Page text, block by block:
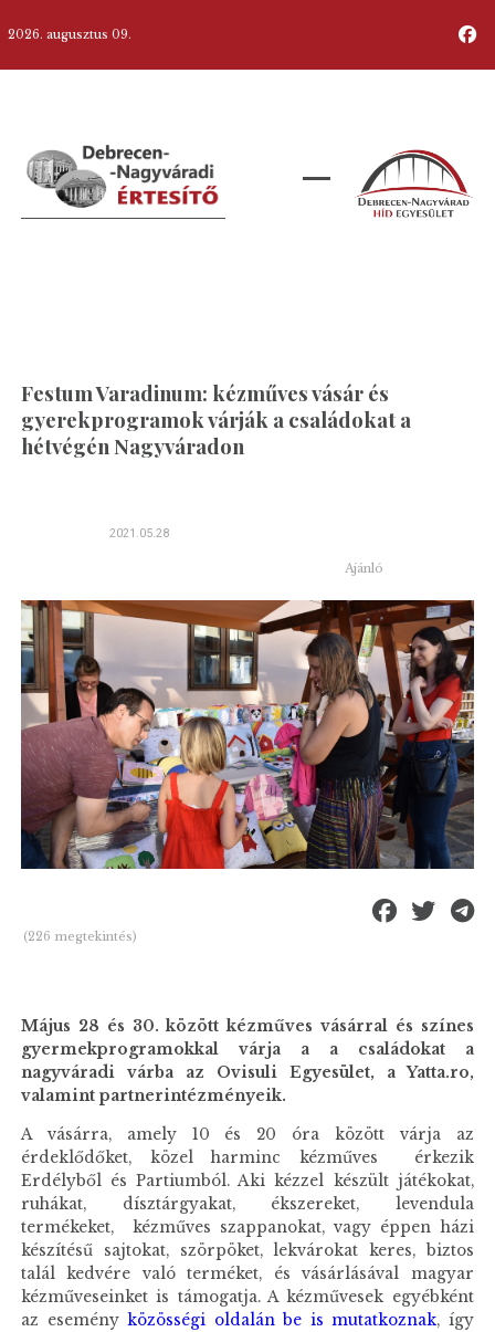
2026. augusztus 09.
Festum Varadinum: kézműves vásár és
gyerekprogramok várják a családokat a
hétvégén Nagyváradon
2021.05.28
Ajánló
(226 megtekintés)
Május 28 és 30. között kézműves vásárral és színes
gyermekprogramokkal várja a a családokat a
nagyváradi várba az Ovisuli Egyesület, a Yatta.ro,
valamint partnerintézményeik.
A vásárra, amely 10 és 20 óra között várja az
érdeklődőket, közel harminc kézműves érkezik
Erdélyből és Partiumból. Aki kézzel készült játékokat,
ruhákat, dísztárgyakat, ékszereket, levendula
termékeket, kézműves szappanokat, vagy éppen házi
készítésű sajtokat, szörpöket, lekvárokat keres, biztos
talál kedvére való terméket, és vásárlásával magyar
kézműveseinket is támogatja. A kézművesek egyébként
az eseményközösségi oldalán be is mutatkoznak, így